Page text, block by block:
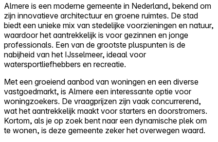
Zelf kopen
Alles-in-één
Reviews
Prijzen
Log in
Probeer Walter gratis
Almere is een moderne gemeente in Nederland, bekend om
zijn innovatieve architectuur en groene ruimtes. De stad
biedt een unieke mix van stedelijke voorzieningen en natuur,
waardoor het aantrekkelijk is voor gezinnen en jonge
professionals. Een van de grootste pluspunten is de
nabijheid van het IJsselmeer, ideaal voor
watersportliefhebbers en recreatie.
Met een groeiend aanbod van woningen en een diverse
vastgoedmarkt, is Almere een interessante optie voor
woningzoekers. De vraagprijzen zijn vaak concurrerend,
wat het aantrekkelijk maakt voor starters en doorstromers.
Kortom, als je op zoek bent naar een dynamische plek om
te wonen, is deze gemeente zeker het overwegen waard.